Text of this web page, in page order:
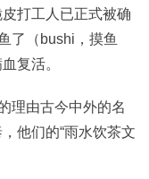
打工人已正式被确
了（bushi，摸鱼
复活。
理由古今中外的名
他们的“雨水饮茶文